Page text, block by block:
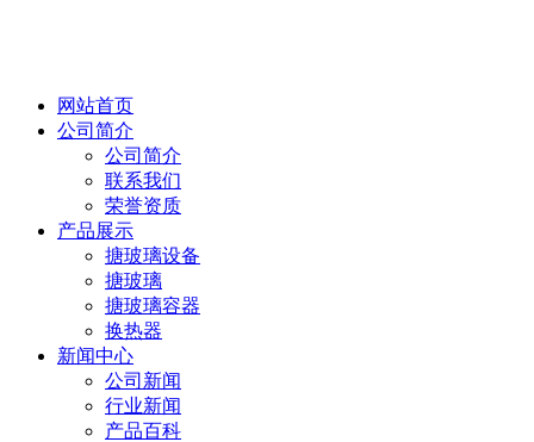
网站首页
公司简介
公司简介
联系我们
荣誉资质
产品展示
搪玻璃设备
搪玻璃
搪玻璃容器
换热器
新闻中心
公司新闻
行业新闻
产品百科